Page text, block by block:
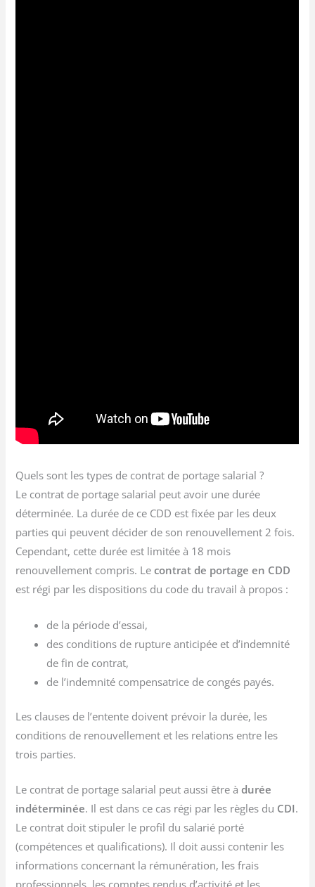
Quels sont les types de contrat de portage salarial ?
Le contrat de portage salarial peut avoir une durée
déterminée. La durée de ce CDD est fixée par les deux
parties qui peuvent décider de son renouvellement 2 fois.
Cependant, cette durée est limitée à 18 mois
renouvellement compris. Lecontrat de portage en CDD
est régi par les dispositions du code du travail à propos :
de la période d’essai,
des conditions de rupture anticipée et d’indemnité
de fin de contrat,
de l’indemnité compensatrice de congés payés.
Les clauses de l’entente doivent prévoir la durée, les
conditions de renouvellement et les relations entre les
trois parties.
Le contrat de portage salarial peut aussi être à durée
indéterminée. Il est dans ce cas régi par les règles du CDI.
Le contrat doit stipuler le profil du salarié porté
(compétences et qualifications). Il doit aussi contenir les
informations concernant la rémunération, les frais
professionnels, les comptes rendus d’activité et les